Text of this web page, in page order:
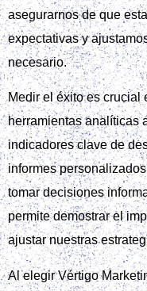
asegurarnos de que
expectativas y
necesario.
Medir el éxito es
herramientas analíticas
indicadores clave de
informes
tomar decisiones
permite demostrar el
ajustar nuestras
Al elegir Vértigo